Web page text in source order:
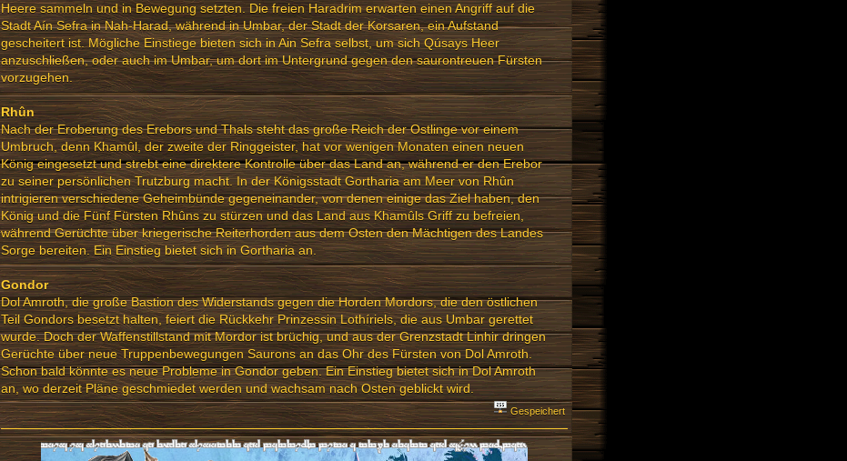
Heere sammeln und in Bewegung setzten. Die freien Haradrim erwarten einen Angriff auf die
Stadt Aín Sefra in Nah-Harad, während in Umbar, der Stadt der Korsaren, ein Aufstand
gescheitert ist. Mögliche Einstiege bieten sich in Ain Sefra selbst, um sich Qúsays Heer
anzuschließen, oder auch im Umbar, um dort im Untergrund gegen den saurontreuen Fürsten
vorzugehen.
Rhûn
Nach der Eroberung des Erebors und Thals steht das große Reich der Ostlinge vor einem
Umbruch, denn Khamûl, der zweite der Ringgeister, hat vor wenigen Monaten einen neuen
König eingesetzt und strebt eine direktere Kontrolle über das Land an, während er den Erebor
zu seiner persönlichen Trutzburg macht. In der Königsstadt Gortharia am Meer von Rhûn
intrigieren verschiedene Geheimbünde gegeneinander, von denen einige das Ziel haben, den
König und die Fünf Fürsten Rhûns zu stürzen und das Land aus Khamûls Griff zu befreien,
während Gerüchte über kriegerische Reiterhorden aus dem Osten den Mächtigen des Landes
Sorge bereiten. Ein Einstieg bietet sich in Gortharia an.
Gondor
Dol Amroth, die große Bastion des Widerstands gegen die Horden Mordors, die den östlichen
Teil Gondors besetzt halten, feiert die Rückkehr Prinzessin Lothíriels, die aus Umbar gerettet
wurde. Doch der Waffenstillstand mit Mordor ist brüchig, und aus der Grenzstadt Linhir dringen
Gerüchte über neue Truppenbewegungen Saurons an das Ohr des Fürsten von Dol Amroth.
Schon bald könnte es neue Probleme in Gondor geben. Ein Einstieg bietet sich in Dol Amroth
an, wo derzeit Pläne geschmiedet werden und wachsam nach Osten geblickt wird.
Gespeichert